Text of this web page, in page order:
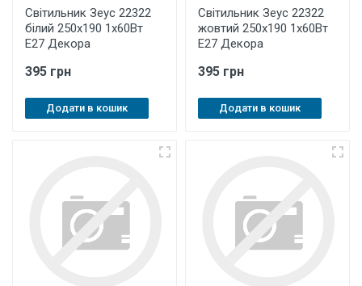
Світильник Зеус 22322
білий 250х190 1х60Вт
Е27 Декора
395 грн
Додати в кошик
Світильник Зеус 22322
жовтий 250х190 1х60Вт
Е27 Декора
395 грн
Додати в кошик